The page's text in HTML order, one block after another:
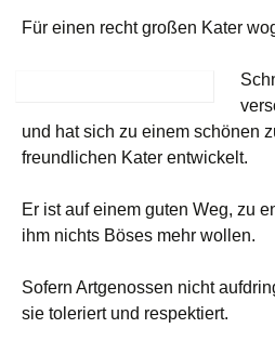
Für einen recht großen Kater
und hat sich zu einem schönen
freundlichen Kater entwickelt.
Er ist auf einem guten Weg, zu
ihm nichts Böses mehr wollen.
Sofern Artgenossen nicht
sie toleriert und respektiert.